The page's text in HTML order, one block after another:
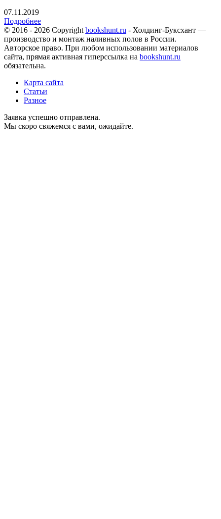
07.11.2019
Подробнее
© 2016 - 2026 Copyright bookshunt.ru - Холдинг-Буксхант —
производство и монтаж наливных полов в России.
Авторское право. При любом использовании материалов
сайта, прямая активная гиперссылка на bookshunt.ru
обязательна.
Карта сайта
Статьи
Разное
Заявка успешно отправлена.
Мы скоро свяжемся с вами, ожидайте.